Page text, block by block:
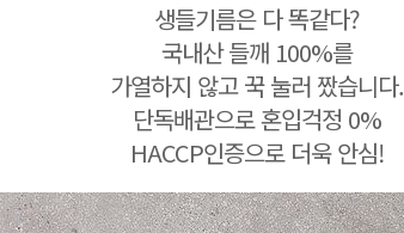
생들기름은 다 똑같다?
국내산 들깨 100%를
가열하지 않고 꾹 눌러 짰습니다.
단독배관으로 혼입걱정 0%
HACCP인증으로 더욱 안심!